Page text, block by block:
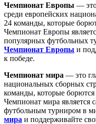
Чемпионат Европы —
среди европейских
24 команды, которые
Чемпионат Европы
популярных футбольных
Чемпионат Европы и
к победе.
Чемпионат мира — это
национальных сборных
команды, которые
Чемпионат мира
футбольным турниром в
мира и поддерживайте